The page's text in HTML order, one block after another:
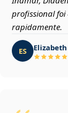
profissional foi
rapidamente.
ES Elizabeth